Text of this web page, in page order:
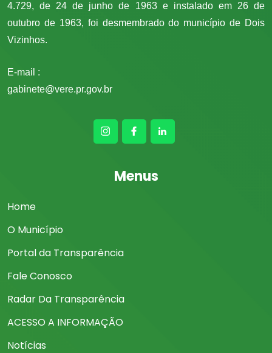
4.729, de 24 de junho de 1963 e instalado em 26 de
outubro de 1963, foi desmembrado do município de Dois
Vizinhos.
E-mail :
gabinete@vere.pr.gov.br
Menus
Home
O Município
Portal da Transparência
Fale Conosco
Radar Da Transparência
ACESSO A INFORMAÇÃO
Notícias